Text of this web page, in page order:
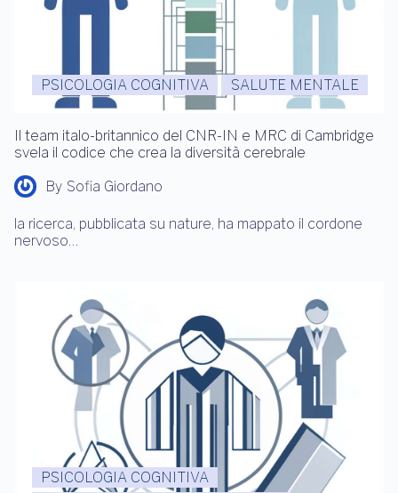
PSICOLOGIA COGNITIVA SALUTE MENTALE
Il team italo-britannico del CNR-IN e MRC di Cambridge
svela il codice che crea la diversità cerebrale
By Sofia Giordano
la ricerca, pubblicata su nature, ha mappato il cordone
nervoso…
PSICOLOGIA COGNITIVA